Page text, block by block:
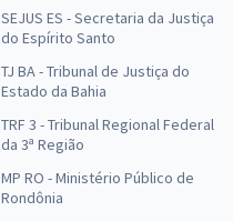
SEJUS ES - Secretaria da Justiça
do Espírito Santo
TJ BA - Tribunal de Justiça do
Estado da Bahia
TRF 3 - Tribunal Regional Federal
da 3ª Região
MP RO - Ministério Público de
Rondônia